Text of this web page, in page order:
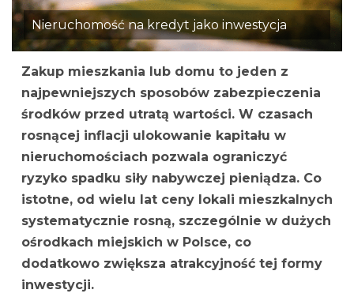
Nieruchomość na kredyt jako inwestycja
Zakup mieszkania lub domu to jeden z
najpewniejszych sposobów zabezpieczenia
środków przed utratą wartości. W czasach
rosnącej inflacji ulokowanie kapitału w
nieruchomościach pozwala ograniczyć
ryzyko spadku siły nabywczej pieniądza. Co
istotne, od wielu lat ceny lokali mieszkalnych
systematycznie rosną, szczególnie w dużych
ośrodkach miejskich w Polsce, co
dodatkowo zwiększa atrakcyjność tej formy
inwestycji.